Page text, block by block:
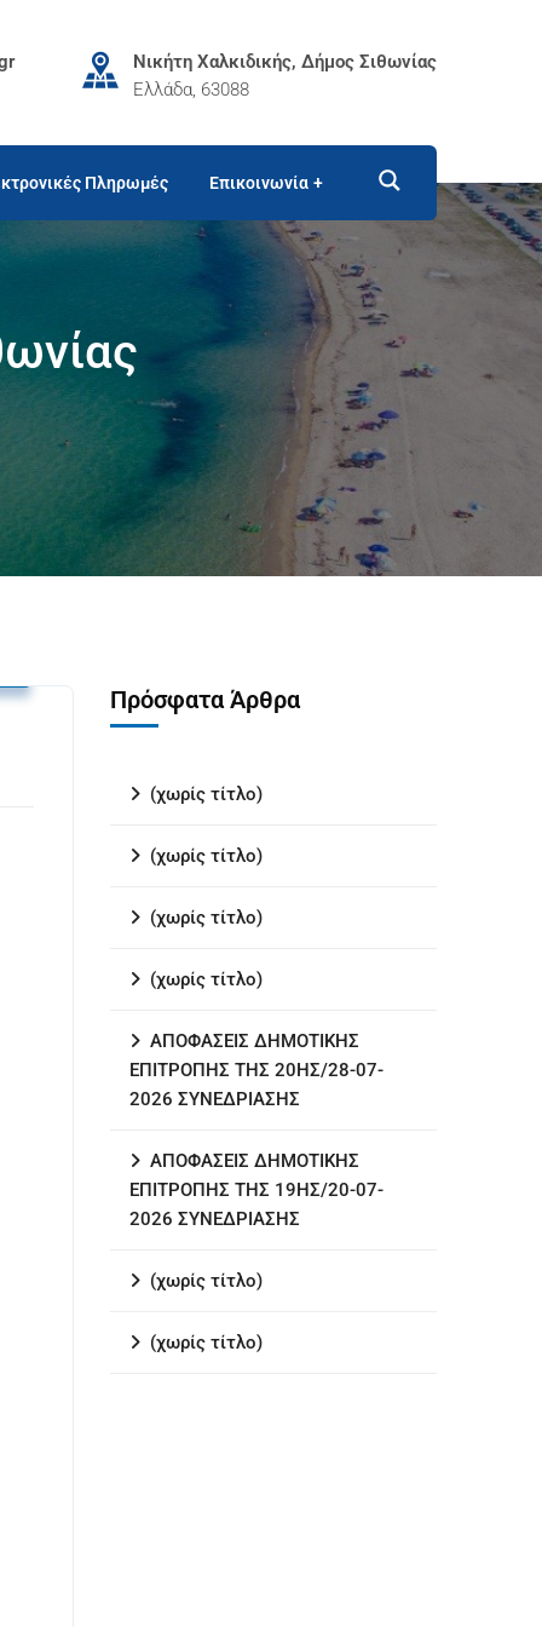
Νικήτη Χαλκιδικής, Δήμος Σιθωνίας
Ελλάδα, 63088
Πληρωμές Επικοινωνία
Πρόσφατα Άρθρα
(χωρίς τίτλο)
(χωρίς τίτλο)
(χωρίς τίτλο)
(χωρίς τίτλο)
ΑΠΟΦΑΣΕΙΣ ΔΗΜΟΤΙΚΗΣ
ΕΠΙΤΡΟΠΗΣ ΤΗΣ 20ΗΣ/28-07-
2026 ΣΥΝΕΔΡΙΑΣΗΣ
ΑΠΟΦΑΣΕΙΣ ΔΗΜΟΤΙΚΗΣ
ΕΠΙΤΡΟΠΗΣ ΤΗΣ 19ΗΣ/20-07-
2026 ΣΥΝΕΔΡΙΑΣΗΣ
(χωρίς τίτλο)
(χωρίς τίτλο)